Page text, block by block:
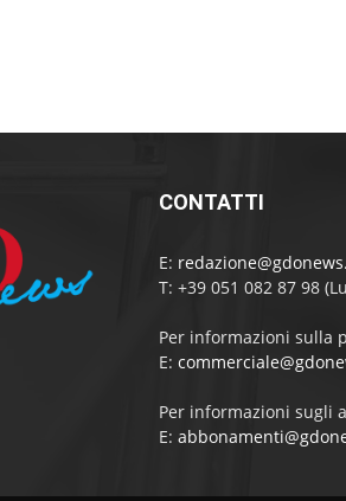
CONTATTI
E:
T: +39 051 082 87 98
Per informazioni sulla
E:
Per informazioni sugli
E: